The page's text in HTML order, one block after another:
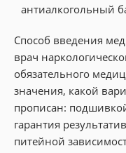
антиалкогольный
Способ введения
врач
обязательного
значения, какой
прописан:
гарантия
питейной